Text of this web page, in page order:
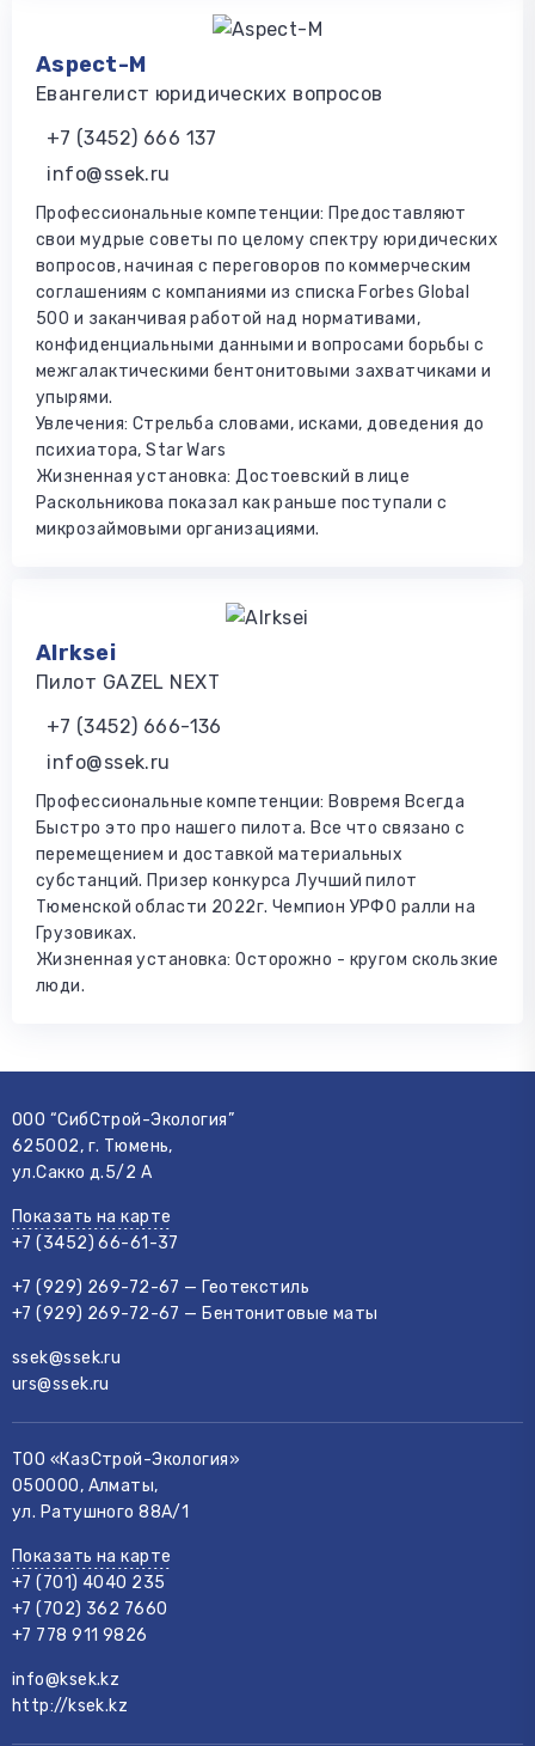
Aspeсt-M
Евангелист юридических вопросов
+7 (3452) 666 137
info@ssek.ru
Профессиональные компетенции: Предоставляют
свои мудрые советы по целому спектру юридических
вопросов, начиная с переговоров по коммерческим
соглашениям с компаниями из списка Forbes Global
500 и заканчивая работой над нормативами,
конфиденциальными данными и вопросами борьбы с
межгалактическими бентонитовыми захватчиками и
упырями.
Увлечения: Стрельба словами, исками, доведения до
психиатора, Star Wars
Жизненная установка: Достоевский в лице
Раскольникова показал как раньше поступали с
микрозаймовыми организациями.
Alrksei
Пилот GAZEL NEXT
+7 (3452) 666-136
info@ssek.ru
Профессиональные компетенции: Вовремя Всегда
Быстро это про нашего пилота. Все что связано с
перемещением и доставкой материальных
субстанций. Призер конкурса Лучший пилот
Тюменской области 2022г. Чемпион УРФО ралли на
Грузовиках.
Жизненная установка: Осторожно - кругом скользкие
люди.
ООО “СибСтрой-Экология”
625002, г. Тюмень,
ул.Сакко д.5/2 А
Показать на карте
+7 (3452) 66-61-37
+7 (929) 269-72-67 — Геотекстиль
+7 (929) 269-72-67 — Бентонитовые маты
ssek@ssek.ru
urs@ssek.ru
ТОО «КазСтрой-Экология»
050000, Алматы,
ул. Ратушного 88А/1
Показать на карте
+7 (701) 4040 235
+7 (702) 362 7660
+7 778 911 9826
info@ksek.kz
http://ksek.kz